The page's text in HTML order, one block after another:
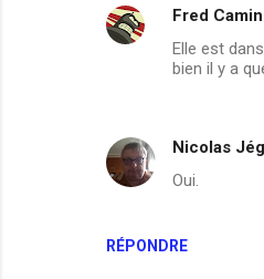
RÉPONDRE
Fred
Elle est
bien il y a
Nicolas
Oui.